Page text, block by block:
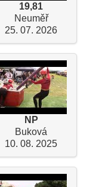
19,81
Neuměř
25. 07. 2026
NP
Buková
10. 08. 2025